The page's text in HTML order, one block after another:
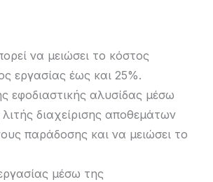
να μειώσει το κόστος
εργασίας έως και 25%.
εφοδιαστικής αλυσίδας μέσω
διαχείρισης αποθεμάτων
παράδοσης και να μειώσει το
μέσω της